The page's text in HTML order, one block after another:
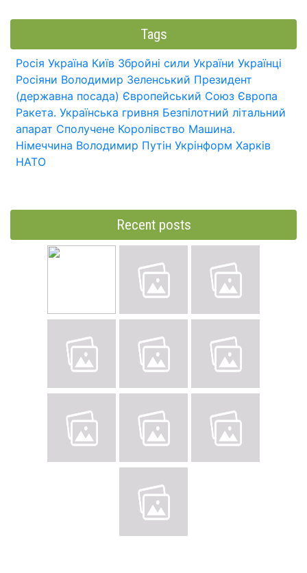
Tags
Росія Україна Київ Збройні сили України Українці
Росіяни Володимир Зеленський Президент
(державна посада) Європейський Союз Європа
Ракета. Українська гривня Безпілотний літальний
апарат Сполучене Королівство Машина.
Німеччина Володимир Путін Укрінформ Харків
НАТО
Recent posts